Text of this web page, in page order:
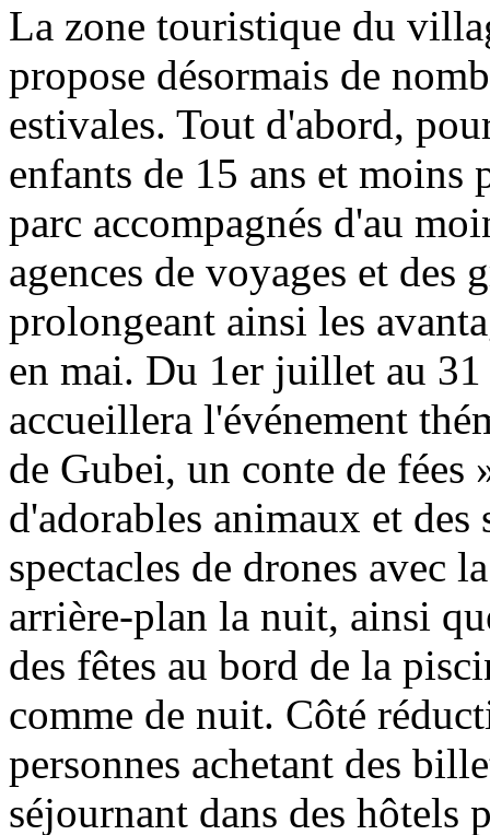
La zone touristique du
propose désormais de
estivales. Tout d'abord,
enfants de 15 ans et moins
parc accompagnés d'au
agences de voyages et des
prolongeant ainsi les
en mai. Du 1er juillet au
accueillera l'événement
de Gubei, un conte de fées
d'adorables animaux et des
spectacles de drones avec
arrière-plan la nuit, ainsi
des fêtes au bord de la
comme de nuit. Côté
personnes achetant des
séjournant dans des hôtels